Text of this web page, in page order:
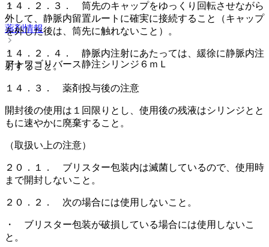
薬剤情報
アトワゴリバース静注シリンジ６ｍＬ
１４．２．３． 筒先のキャップをゆっくり回転させながら
外して、静脈内留置ルートに確実に接続すること（キャップ
を外した後は、筒先に触れないこと）。
１４．２．４． 静脈内注射にあたっては、緩徐に静脈内注
射すること。
１４．３． 薬剤投与後の注意
開封後の使用は１回限りとし、使用後の残液はシリンジとと
もに速やかに廃棄すること。
（取扱い上の注意）
２０．１． ブリスター包装内は滅菌しているので、使用時
まで開封しないこと。
２０．２． 次の場合には使用しないこと。
・ ブリスター包装が破損している場合には使用しないこ
と。